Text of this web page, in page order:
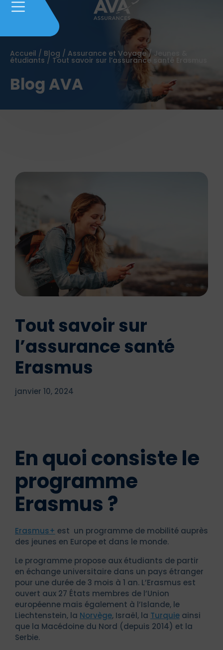
Accueil / Blog / Assurance et Voyage/ Jeunes &
étudiants / Tout savoir sur l’assurance santé Erasmus
Blog AVA
Tout savoir sur
l’assurance santé
Erasmus
janvier 10, 2024
En quoi consiste le
programme
Erasmus ?
Erasmus+ est un programme de mobilité auprès
des jeunes en Europe et dans le monde.
Le programme propose aux étudiants de partir
en échange universitaire dans un pays étranger
pour une durée de 3 mois à 1 an. L’Erasmus est
ouvert aux 27 États membres de l’Union
européenne mais également à l’Islande, le
Liechtenstein, la Norvège, Israël, la Turquie ainsi
que la Macédoine du Nord (depuis 2014) et la
Serbie.